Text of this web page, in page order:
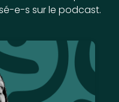
e-s sur le podcast.